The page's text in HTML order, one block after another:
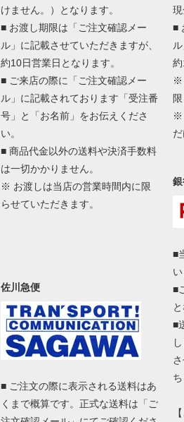
けません。）となります。
■ お渡し期限は「ご注文確認メー
ル」に記載させていただきますが、
約10日営業日となります。
■ ご来店の際に「ご注文確認メー
ル」に記載されております「受注番
号」と「お名前」をお伝えくださ
い。
■ 商品代金以外の送料や決済手数料
は一切かかりません。
※ お渡しは当店の営業時間内に限
らせていただきます。
佐川急便
■ ご注文の際に表示される送料はあ
くまで概算です。正式な送料は「ご
現
■
約
※
※
だ
■
い
■
■